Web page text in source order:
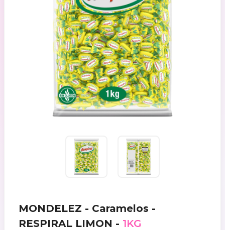
MONDELEZ - Caramelos -
RESPIRAL LIMON - 1KG